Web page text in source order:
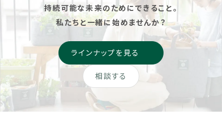
持続可能な未来のためにできること。
私たちと一緒に始めませんか？
相談する
ラインナップを見る